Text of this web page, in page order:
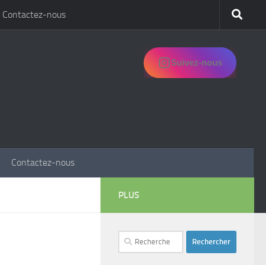
Contactez-nous
Suivez-nous
Contactez-nous
PLUS
Rechercher :